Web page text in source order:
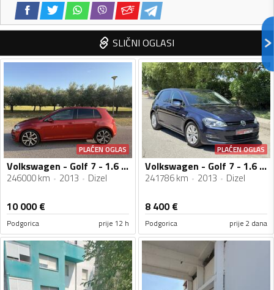
SLIČNI OGLASI
PLAĆEN OGLAS
Volkswagen - Golf 7 - 1.6 TDI
246000 km 2013 Dizel
10 000€
Podgorica prije 12 h
PLAĆEN OGLAS
Volkswagen - Golf 7 - 1.6 TDI
241786 km 2013 Dizel
8 400€
Podgorica prije 2 dana